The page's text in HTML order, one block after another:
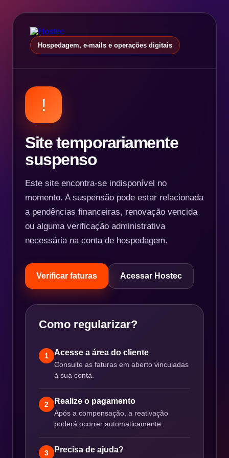
Hospedagem, e-mails e operações digitais
!
Site temporariamente
suspenso
Este site encontra-se indisponível no
momento. A suspensão pode estar relacionada
a pendências financeiras, renovação vencida
ou alguma verificação administrativa
necessária na conta de hospedagem.
Verificar faturas Acessar Hostec
Como regularizar?
1 Acesse a área do cliente
Consulte as faturas em aberto vinculadas
à sua conta.
2 Realize o pagamento
Após a compensação, a reativação
poderá ocorrer automaticamente.
3 Precisa de ajuda?